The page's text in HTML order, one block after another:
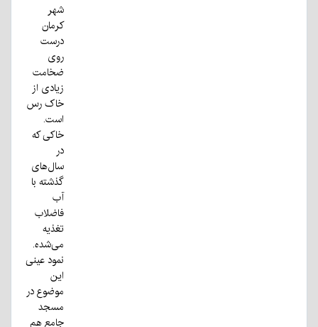
شهر
کرمان
درست
روی
ضخامت
زیادی از
خاک رس
است.
خاکی که
در
سال‌های
گذشته با
آب
فاضلاب
تغذیه
می‌شده.
نمود عینی
این
موضوع در
مسجد
جامع هم